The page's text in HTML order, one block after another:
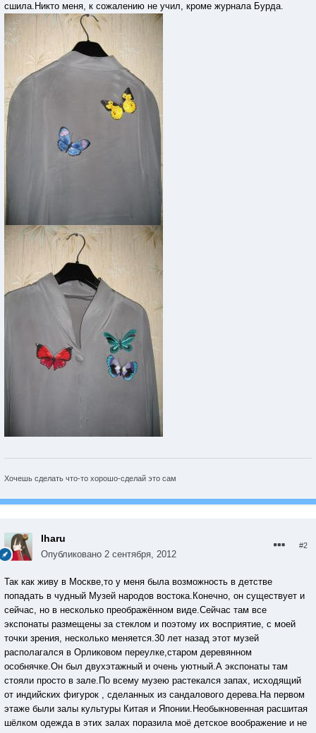
сшила.Никто меня, к сожалению не учил, кроме журнала Бурда.
Хочешь сделать что-то хорошо-сделай это сам
Iharu
Опубликовано 2 сентября, 2012
#2
Так как живу в Москве,то у меня была возможность в детстве
попадать в чудный Музей народов востока.Конечно, он существует и
сейчас, но в несколько преображённом виде.Сейчас там все
экспонаты размещены за стеклом и поэтому их восприятие, с моей
точки зрения, несколько меняется.30 лет назад этот музей
располагался в Орликовом переулке,старом деревянном
особнячке.Он был двухэтажный и очень уютный.А экспонаты там
стояли просто в зале.По всему музею растекался запах, исходящий
от индийских фигурок , сделанных из сандалового дерева.На первом
этаже были залы культуры Китая и Японии.Необыкновенная расшитая
шёлком одежда в этих залах поразила моё детское воображение и не